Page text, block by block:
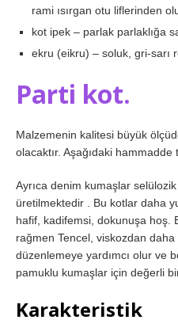
rami ısırgan otu liflerinden
kot ipek – parlak parlaklığa
ekru (eikru) – soluk, gri-sarı
Parti kot.
Malzemenin kalitesi büyük
olacaktır. Aşağıdaki hammadde
Ayrıca denim kumaşlar
üretilmektedir . Bu kotlar daha
hafif, kadifemsi, dokunuşa hoş.
rağmen Tencel, viskozdan daha
düzenlemeye yardımcı olur ve
pamuklu kumaşlar için değerli
Karakteristik